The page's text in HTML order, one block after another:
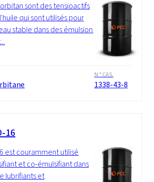
sont des tensioactifs
qui sont utilisés pour
stable dans des émulsions
N ° CAS.
1338-43-8
16
est couramment utilisé
et co-émulsifiant dans
lubrifiants et